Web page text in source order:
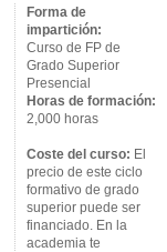
Forma de
impartición:
Curso de FP de
Grado Superior
Presencial
Horas de formación:
2,000 horas
Coste del curso: El
precio de este ciclo
formativo de grado
superior puede ser
financiado. En la
academia te